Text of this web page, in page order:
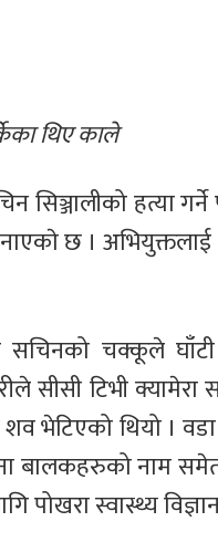
थिए काले
सिञ्जालीको हत्या
छ ।
चक्कूले घाँटी
सीसी टिभी
भेटिएको थियो ।
बालकहरुको नाम
स्वास्थ्य विज्ञान